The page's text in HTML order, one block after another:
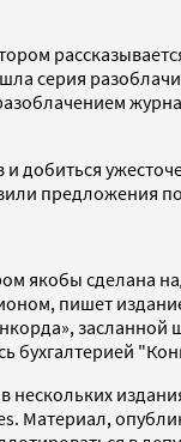
серия
предложения
якобы сделана
пишет
бухгалтерией
Материал,